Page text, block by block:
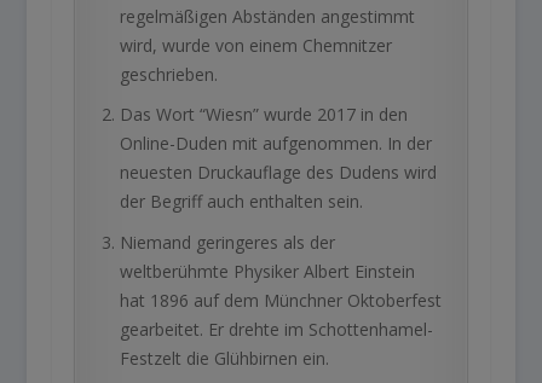
regelmäßigen Abständen angestimmt
wird, wurde von einem Chemnitzer
geschrieben.
Das Wort “Wiesn” wurde 2017 in den
Online-Duden mit aufgenommen. In der
neuesten Druckauflage des Dudens wird
der Begriff auch enthalten sein.
Niemand geringeres als der
weltberühmte Physiker Albert Einstein
hat 1896 auf dem Münchner Oktoberfest
gearbeitet. Er drehte im Schottenhamel-
Festzelt die Glühbirnen ein.